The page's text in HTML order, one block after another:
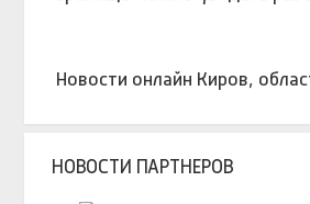
Новости онлайн Киров,
НОВОСТИ ПАРТНЕРОВ